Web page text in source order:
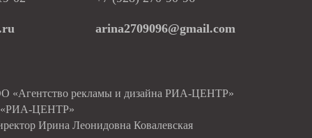
arina2709096@gmail.com
«Агентство рекламы и дизайна РИА-ЦЕНТР»
«РИА-ЦЕНТР»
Ирина Леонидовна Ковалевская